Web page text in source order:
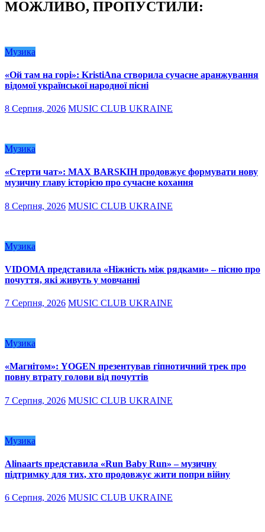
МОЖЛИВО, ПРОПУСТИЛИ:
Музика
«Ой там на горі»: KristiAna створила сучасне аранжування
відомої української народної пісні
8 Серпня, 2026 MUSIC CLUB UKRAINE
Музика
«Стерти чат»: MAX BARSKIH продовжує формувати нову
музичну главу історією про сучасне кохання
8 Серпня, 2026 MUSIC CLUB UKRAINE
Музика
VIDOMA представила «Ніжність між рядками» – пісню про
почуття, які живуть у мовчанні
7 Серпня, 2026 MUSIC CLUB UKRAINE
Музика
«Магнітом»: YOGEN презентував гіпнотичний трек про
повну втрату голови від почуттів
7 Серпня, 2026 MUSIC CLUB UKRAINE
Музика
Alinaarts представила «Run Baby Run» – музичну
підтримку для тих, хто продовжує жити попри війну
6 Серпня, 2026 MUSIC CLUB UKRAINE